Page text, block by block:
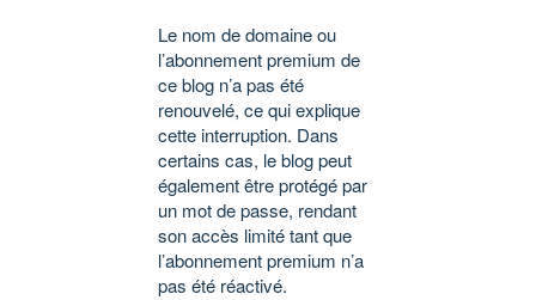
Le nom de domaine ou
l’abonnement premium de
ce blog n’a pas été
renouvelé, ce qui explique
cette interruption. Dans
certains cas, le blog peut
également être protégé par
un mot de passe, rendant
son accès limité tant que
l’abonnement premium n’a
pas été réactivé.